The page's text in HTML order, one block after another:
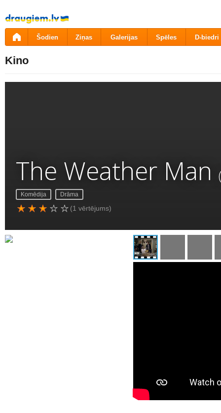
Pāriet
uz
saturu
Šodien Ziņas Galerijas Spēles D-biedri
Kino
The Weather Man
Komēdija Drāma
(1 vērtējums)